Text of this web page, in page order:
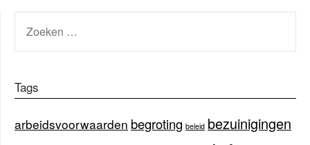
NAAR:
Tags
arbeidsvoorwaarden begroting beleid bezuinigingen